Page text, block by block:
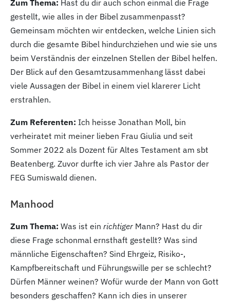
Zum Thema: Hast du dir auch schon einmal die Frage
gestellt, wie alles in der Bibel zusammenpasst?
Gemeinsam möchten wir entdecken, welche Linien sich
durch die gesamte Bibel hindurchziehen und wie sie uns
beim Verständnis der einzelnen Stellen der Bibel helfen.
Der Blick auf den Gesamtzusammenhang lässt dabei
viele Aussagen der Bibel in einem viel klarerer Licht
erstrahlen.
Zum Referenten: Ich heisse Jonathan Moll, bin
verheiratet mit meiner lieben Frau Giulia und seit
Sommer 2022 als Dozent für Altes Testament am sbt
Beatenberg. Zuvor durfte ich vier Jahre als Pastor der
FEG Sumiswald dienen.
Manhood
Zum Thema: Was ist ein richtiger Mann? Hast du dir
diese Frage schonmal ernsthaft gestellt? Was sind
männliche Eigenschaften? Sind Ehrgeiz, Risiko-,
Kampfbereitschaft und Führungswille per se schlecht?
Dürfen Männer weinen? Wofür wurde der Mann von Gott
besonders geschaffen? Kann ich dies in unserer